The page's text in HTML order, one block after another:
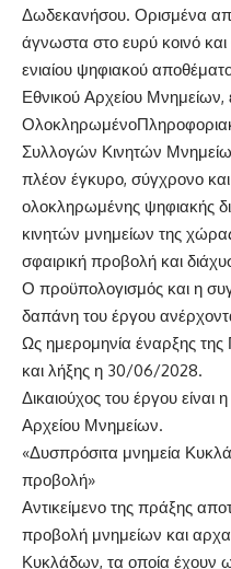
Δωδεκανήσου. Ορισμένα
άγνωστα στο ευρύ κοινό
ενιαίου ψηφιακού
Εθνικού Αρχείου Μνημείων,
Ολοκληρωμένο
Συλλογών Κινητών
πλέον έγκυρο, σύγχρονο
ολοκληρωμένης ψηφιακής
κινητών μνημείων της
σφαιρική προβολή και
Ο προϋπολογισμός και η
δαπάνη του έργου αν
Ως ημερομηνία έναρξης της
και λήξης η 30/06/2028.
Δικαιούχος του έργου είναι η
Αρχείου Μνημείων.
«Δυσπρόσιτα μνημεία Κυκλ
προβολή»
Αντικείμενο της πράξης
προβολή μνημείων και
Κυκλάδων, τα οποία έχουν